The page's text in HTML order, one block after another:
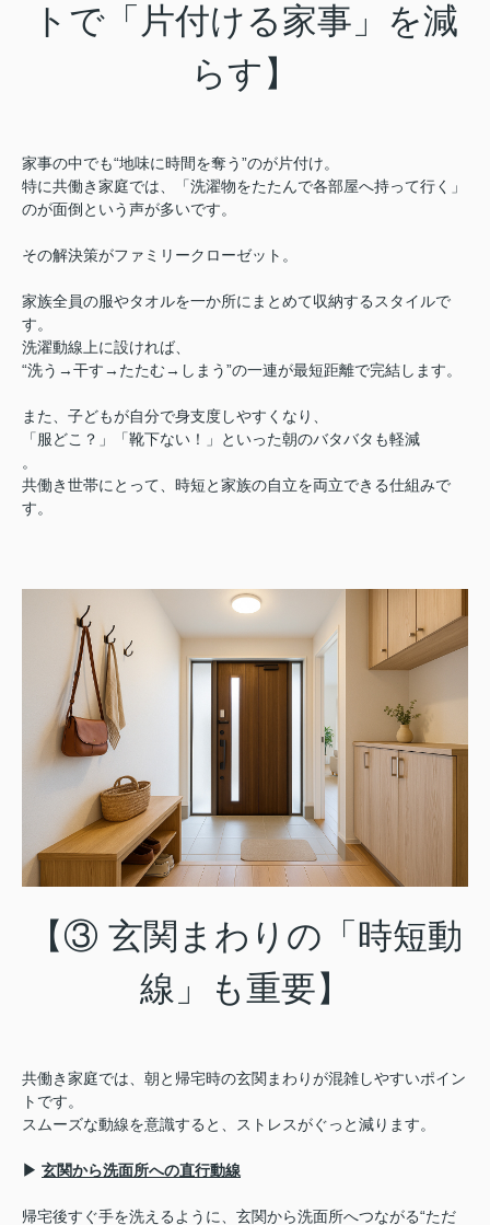
トで「片付ける家事」を減
らす】
家事の中でも“地味に時間を奪う”のが片付け。
特に共働き家庭では、「洗濯物をたたんで各部屋へ持って行く」
のが面倒という声が多いです。
その解決策がファミリークローゼット。
家族全員の服やタオルを一か所にまとめて収納するスタイルで
す。
洗濯動線上に設ければ、
“洗う→干す→たたむ→しまう”の一連が最短距離で完結します。
また、子どもが自分で身支度しやすくなり、
「服どこ？」「靴下ない！」といった朝のバタバタも軽減
。
共働き世帯にとって、時短と家族の自立を両立できる仕組みで
す。
【③ 玄関まわりの「時短動
線」も重要】
共働き家庭では、朝と帰宅時の玄関まわりが混雑しやすいポイン
トです。
スムーズな動線を意識すると、ストレスがぐっと減ります。
▶ 玄関から洗面所への直行動線
帰宅後すぐ手を洗えるように、玄関から洗面所へつながる“ただ